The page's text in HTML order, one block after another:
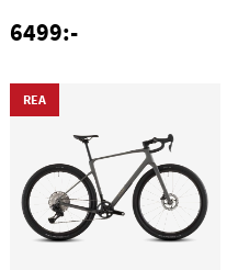
6499:-
REA